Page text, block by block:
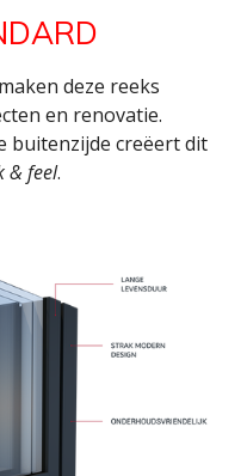
deze reeks
en renovatie.
buitenzijde creëert dit
& feel.